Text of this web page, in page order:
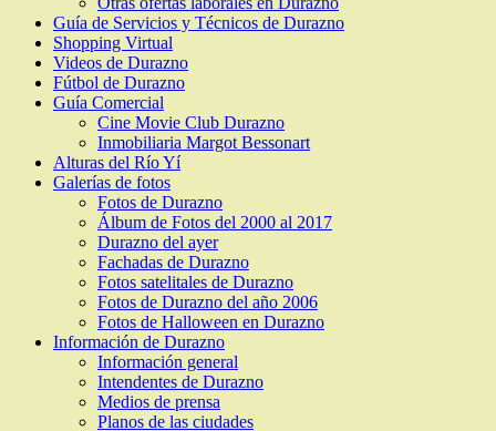
Guía de Servicios y Técnicos de Durazno
Shopping Virtual
Videos de Durazno
Fútbol de Durazno
Guía Comercial
Cine Movie Club Durazno
Inmobiliaria Margot Bessonart
Alturas del Río Yí
Galerías de fotos
Fotos de Durazno
Álbum de Fotos del 2000 al 2017
Durazno del ayer
Fachadas de Durazno
Fotos satelitales de Durazno
Fotos de Durazno del año 2006
Fotos de Halloween en Durazno
Información de Durazno
Información general
Intendentes de Durazno
Medios de prensa
Planos de las ciudades